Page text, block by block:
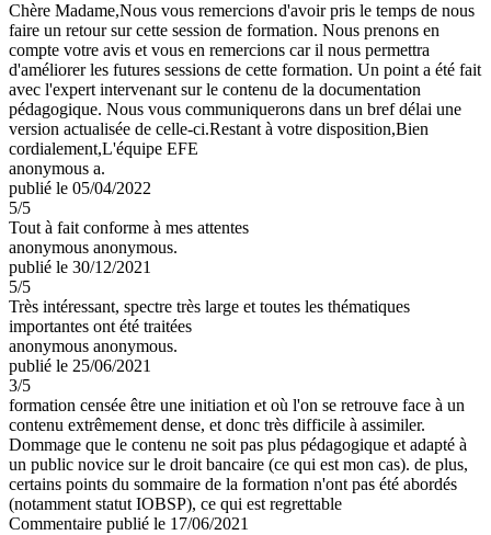
Chère Madame,Nous vous remercions d'avoir pris le temps de nous
faire un retour sur cette session de formation. Nous prenons en
compte votre avis et vous en remercions car il nous permettra
d'améliorer les futures sessions de cette formation. Un point a été fait
avec l'expert intervenant sur le contenu de la documentation
pédagogique. Nous vous communiquerons dans un bref délai une
version actualisée de celle-ci.Restant à votre disposition,Bien
cordialement,L'équipe EFE
anonymous a.
publié le 05/04/2022
5/5
Tout à fait conforme à mes attentes
anonymous anonymous.
publié le 30/12/2021
5/5
Très intéressant, spectre très large et toutes les thématiques
importantes ont été traitées
anonymous anonymous.
publié le 25/06/2021
3/5
formation censée être une initiation et où l'on se retrouve face à un
contenu extrêmement dense, et donc très difficile à assimiler.
Dommage que le contenu ne soit pas plus pédagogique et adapté à
un public novice sur le droit bancaire (ce qui est mon cas). de plus,
certains points du sommaire de la formation n'ont pas été abordés
(notamment statut IOBSP), ce qui est regrettable
Commentaire publié le 17/06/2021